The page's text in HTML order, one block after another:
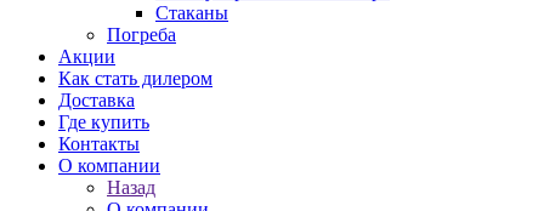
Стаканы
Погреба
Акции
Как стать дилером
Доставка
Где купить
Контакты
О компании
Назад